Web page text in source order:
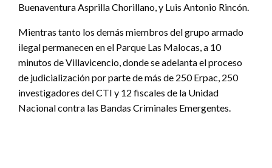
Buenaventura Asprilla Chorillano, y Luis Antonio Rincón.
Mientras tanto los demás miembros del grupo armado
ilegal permanecen en el Parque Las Malocas, a 10
minutos de Villavicencio, donde se adelanta el proceso
de judicialización por parte de más de 250 Erpac, 250
investigadores del CTI y 12 fiscales de la Unidad
Nacional contra las Bandas Criminales Emergentes.